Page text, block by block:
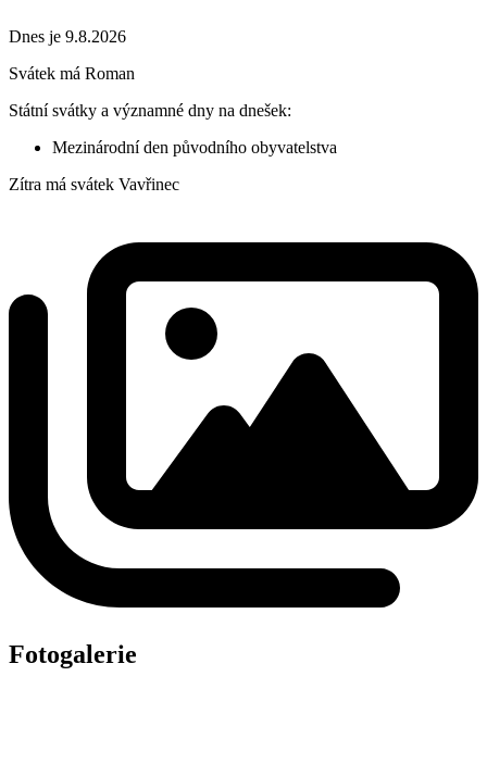
Dnes je 9.8.2026
Svátek má Roman
Státní svátky a významné dny na dnešek:
Mezinárodní den původního obyvatelstva
Zítra má svátek Vavřinec
Fotogalerie